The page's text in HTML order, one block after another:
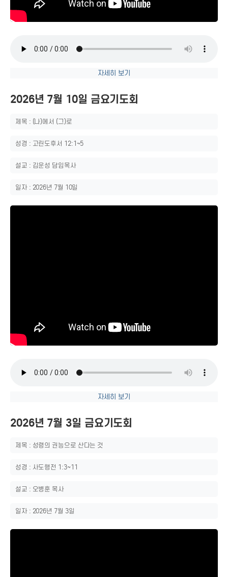
자세히 보기
2026년 7월 10일 금요기도회
제목 : (나)에서 (그)로
성경 : 고린도후서 12:1~5
설교 : 김운성 담임목사
일자 : 2026년 7월 10일
자세히 보기
2026년 7월 3일 금요기도회
제목 : 성령의 권능으로 산다는 것
성경 : 사도행전 1:3~11
설교 : 오병훈 목사
일자 : 2026년 7월 3일